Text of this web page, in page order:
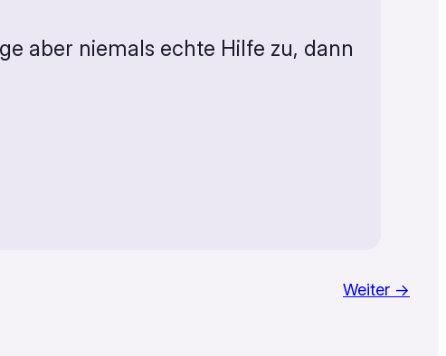
aber niemals echte Hilfe zu, dann
Weiter →